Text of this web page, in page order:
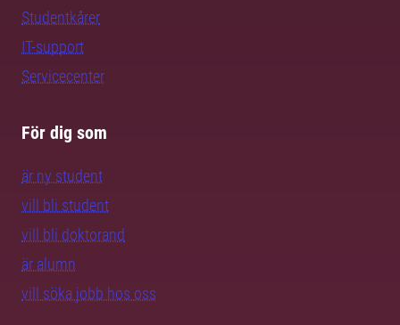
Studentkårer
IT-support
Servicecenter
För dig som
är ny student
vill bli student
vill bli doktorand
är alumn
vill söka jobb hos oss